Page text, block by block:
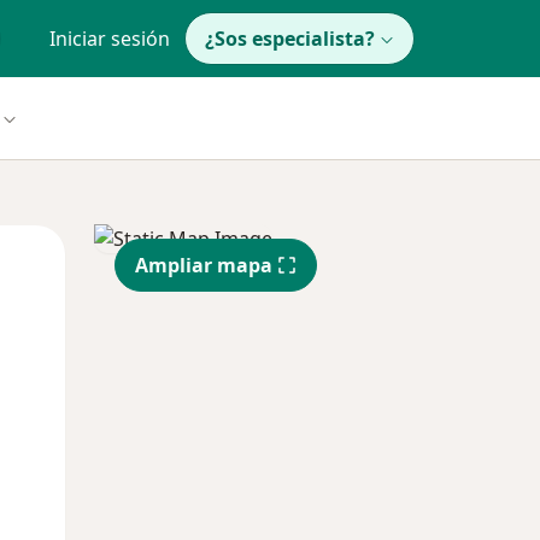
Iniciar sesión ¿Sos especialista?
Mié
12 Ago
Jue
13 Ago
Ampliar mapa